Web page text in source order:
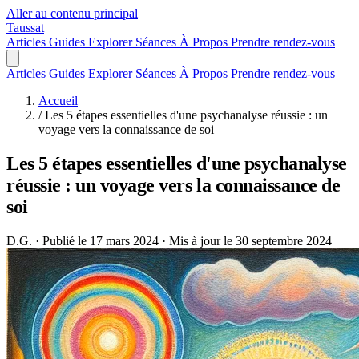
Aller au contenu principal
Taussat
Articles Guides Explorer Séances À Propos Prendre rendez-vous
Articles Guides Explorer Séances À Propos Prendre rendez-vous
Accueil
/ Les 5 étapes essentielles d'une psychanalyse réussie : un
voyage vers la connaissance de soi
Les 5 étapes essentielles d'une psychanalyse
réussie : un voyage vers la connaissance de
soi
D.G. · Publié le 17 mars 2024 · Mis à jour le 30 septembre 2024